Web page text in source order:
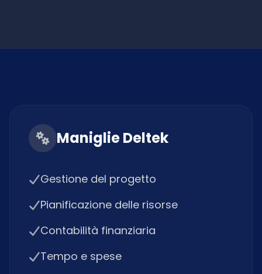
Maniglie Deltek
Gestione del progetto
Pianificazione delle risorse
Contabilità finanziaria
Tempo e spese